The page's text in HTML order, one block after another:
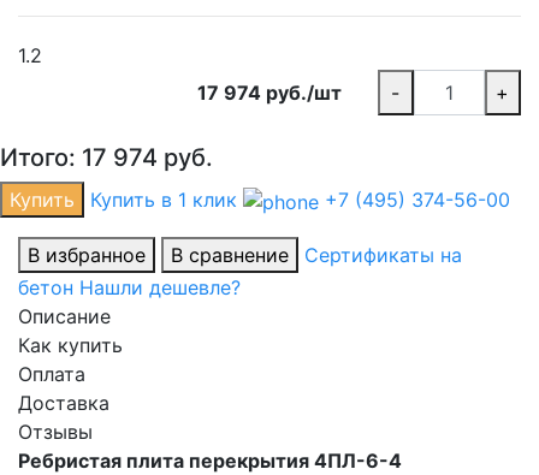
1.2
17 974 руб./шт
- +
Итого: 17 974 руб.
Купить Купить в 1 клик +7 (495) 374-56-00
В избранное В сравнение
Сертификаты на
бетон Нашли дешевле?
Описание
Как купить
Оплата
Доставка
Отзывы
Ребристая плита перекрытия 4ПЛ-6-4